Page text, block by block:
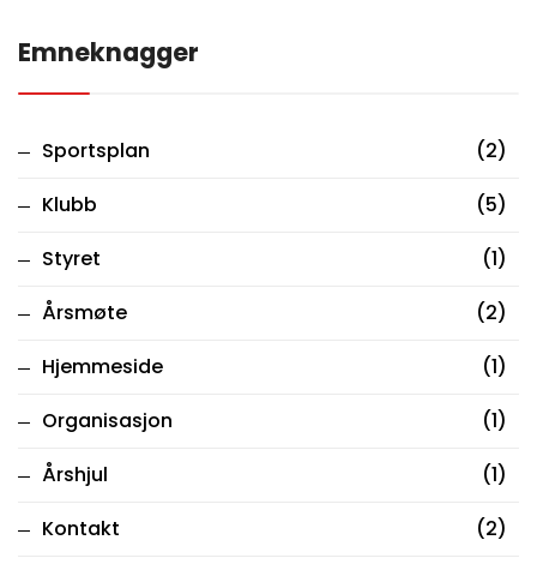
Emneknagger
Sportsplan
(2)
Klubb
(5)
Styret
(1)
Årsmøte
(2)
Hjemmeside
(1)
Organisasjon
(1)
Årshjul
(1)
Kontakt
(2)